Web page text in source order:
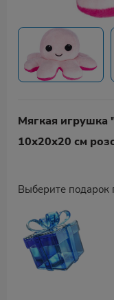
Мягкая игрушка
10х20х20 см
Выберите подарок